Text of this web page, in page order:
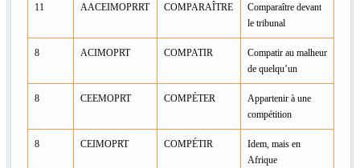
11 AACEIMOPRRT COMPARAÎTRE
Comparaître devant
le tribunal
8 ACIMOPRT COMPATIR
Compatir au malheur
de quelqu’un
8 CEEMOPRT COMPÉTER
Appartenir à une
compétition
8 CEIMOPRT COMPÉTIR
Idem, mais en
Afrique